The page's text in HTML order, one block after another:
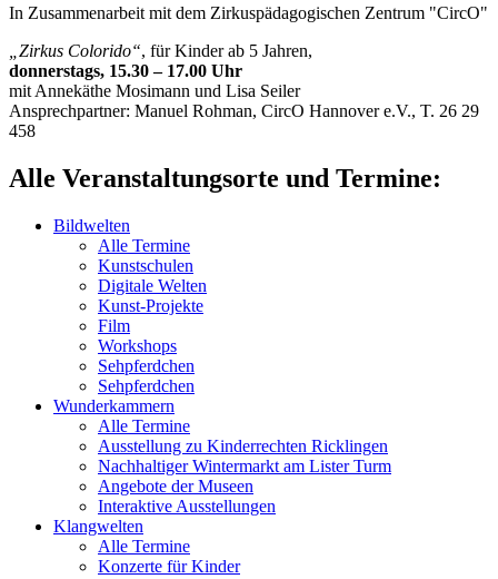
In Zusammenarbeit mit dem Zirkuspädagogischen Zentrum "CircO"
„Zirkus Colorido“, für Kinder ab 5 Jahren,
donnerstags, 15.30 – 17.00 Uhr
mit Annekäthe Mosimann und Lisa Seiler
Ansprechpartner: Manuel Rohman, CircO Hannover e.V., T. 26 29
458
Alle Veranstaltungsorte und Termine:
Bildwelten
Alle Termine
Kunstschulen
Digitale Welten
Kunst-Projekte
Film
Workshops
Sehpferdchen
Sehpferdchen
Wunderkammern
Alle Termine
Ausstellung zu Kinderrechten Ricklingen
Nachhaltiger Wintermarkt am Lister Turm
Angebote der Museen
Interaktive Ausstellungen
Klangwelten
Alle Termine
Konzerte für Kinder